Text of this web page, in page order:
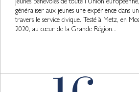
jeunes bénévoles de toute l’Union
généraliser aux jeunes une expérience dans
travers le service civique. Testé à Metz, en
2020, au cœur de la Grande Région...